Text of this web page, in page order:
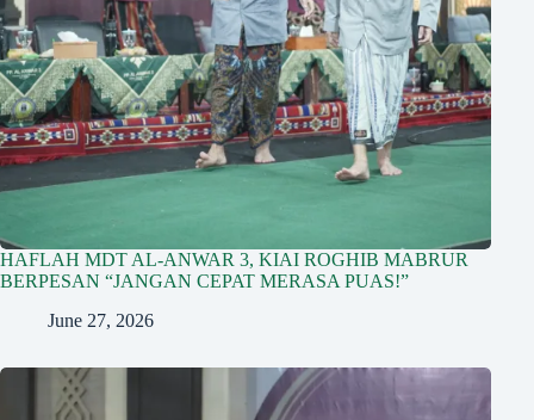
HAFLAH MDT AL-ANWAR 3, KIAI ROGHIB MABRUR
BERPESAN “JANGAN CEPAT MERASA PUAS!”
June 27, 2026